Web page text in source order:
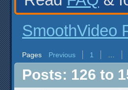
SmoothVideo
Pages Previous 1
Posts: 126 to